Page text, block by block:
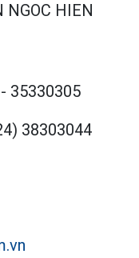
NGOC HIEN
- 35330305
38303044